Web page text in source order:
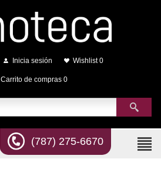
Inicia sesión Wishlist 0
Carrito de compras 0
(787) 275-6670